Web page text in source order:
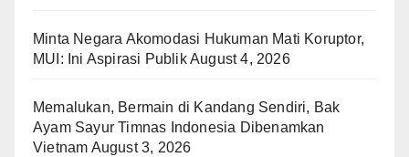
Minta Negara Akomodasi Hukuman Mati Koruptor,
MUI: Ini Aspirasi PublikAugust 4, 2026
Memalukan, Bermain di Kandang Sendiri, Bak
Ayam Sayur Timnas Indonesia Dibenamkan
Vietnam August 3, 2026